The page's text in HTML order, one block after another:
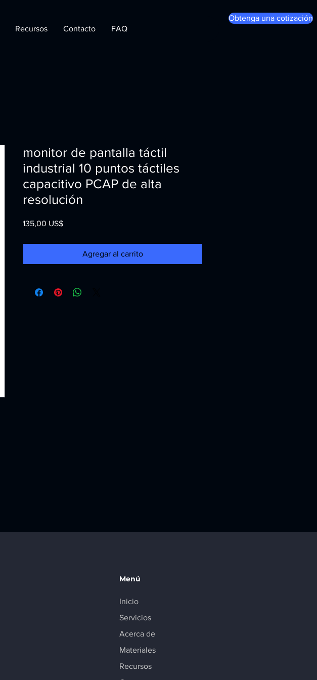
Recursos Contacto FAQ
Obtenga una cotización
monitor de pantalla táctil
industrial 10 puntos táctiles
capacitivo PCAP de alta
resolución
135,00 US$Precio
Agregar al carrito
Menú
Inicio
Servicios
Acerca de
Materiales
Recursos